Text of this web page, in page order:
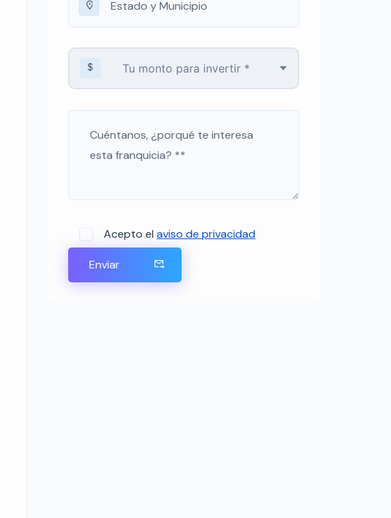
$
Acepto elaviso de privacidad
Enviar